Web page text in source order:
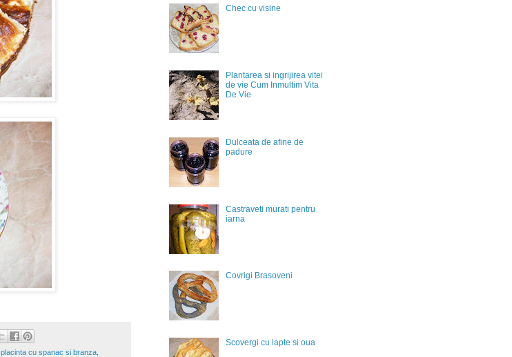
placinta cu spanac si branza
Chec cu visine
Plantarea si ingrijirea vitei
de vie Cum Inmultim Vita
De Vie
Dulceata de afine de
padure
Castraveti murati pentru
iarna
Covrigi Brasoveni
Scovergi cu lapte si oua